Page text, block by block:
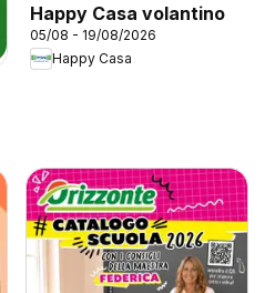
Happy Casa volantino
05/08 - 19/08/2026
Happy Casa